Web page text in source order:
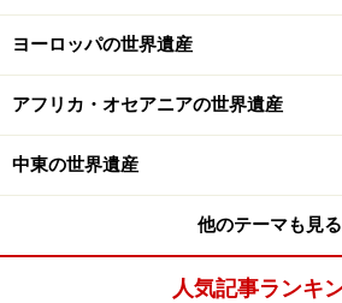
もない。しかし、これほど旅情を
はなかなかない。
※海外を訪れる際には最新情報の入手に努
1/4
ヨーロッパの世界遺産
アフリカ・オセアニアの世界遺産
中東の世界遺産
他のテーマも見る
人気記事ランキ